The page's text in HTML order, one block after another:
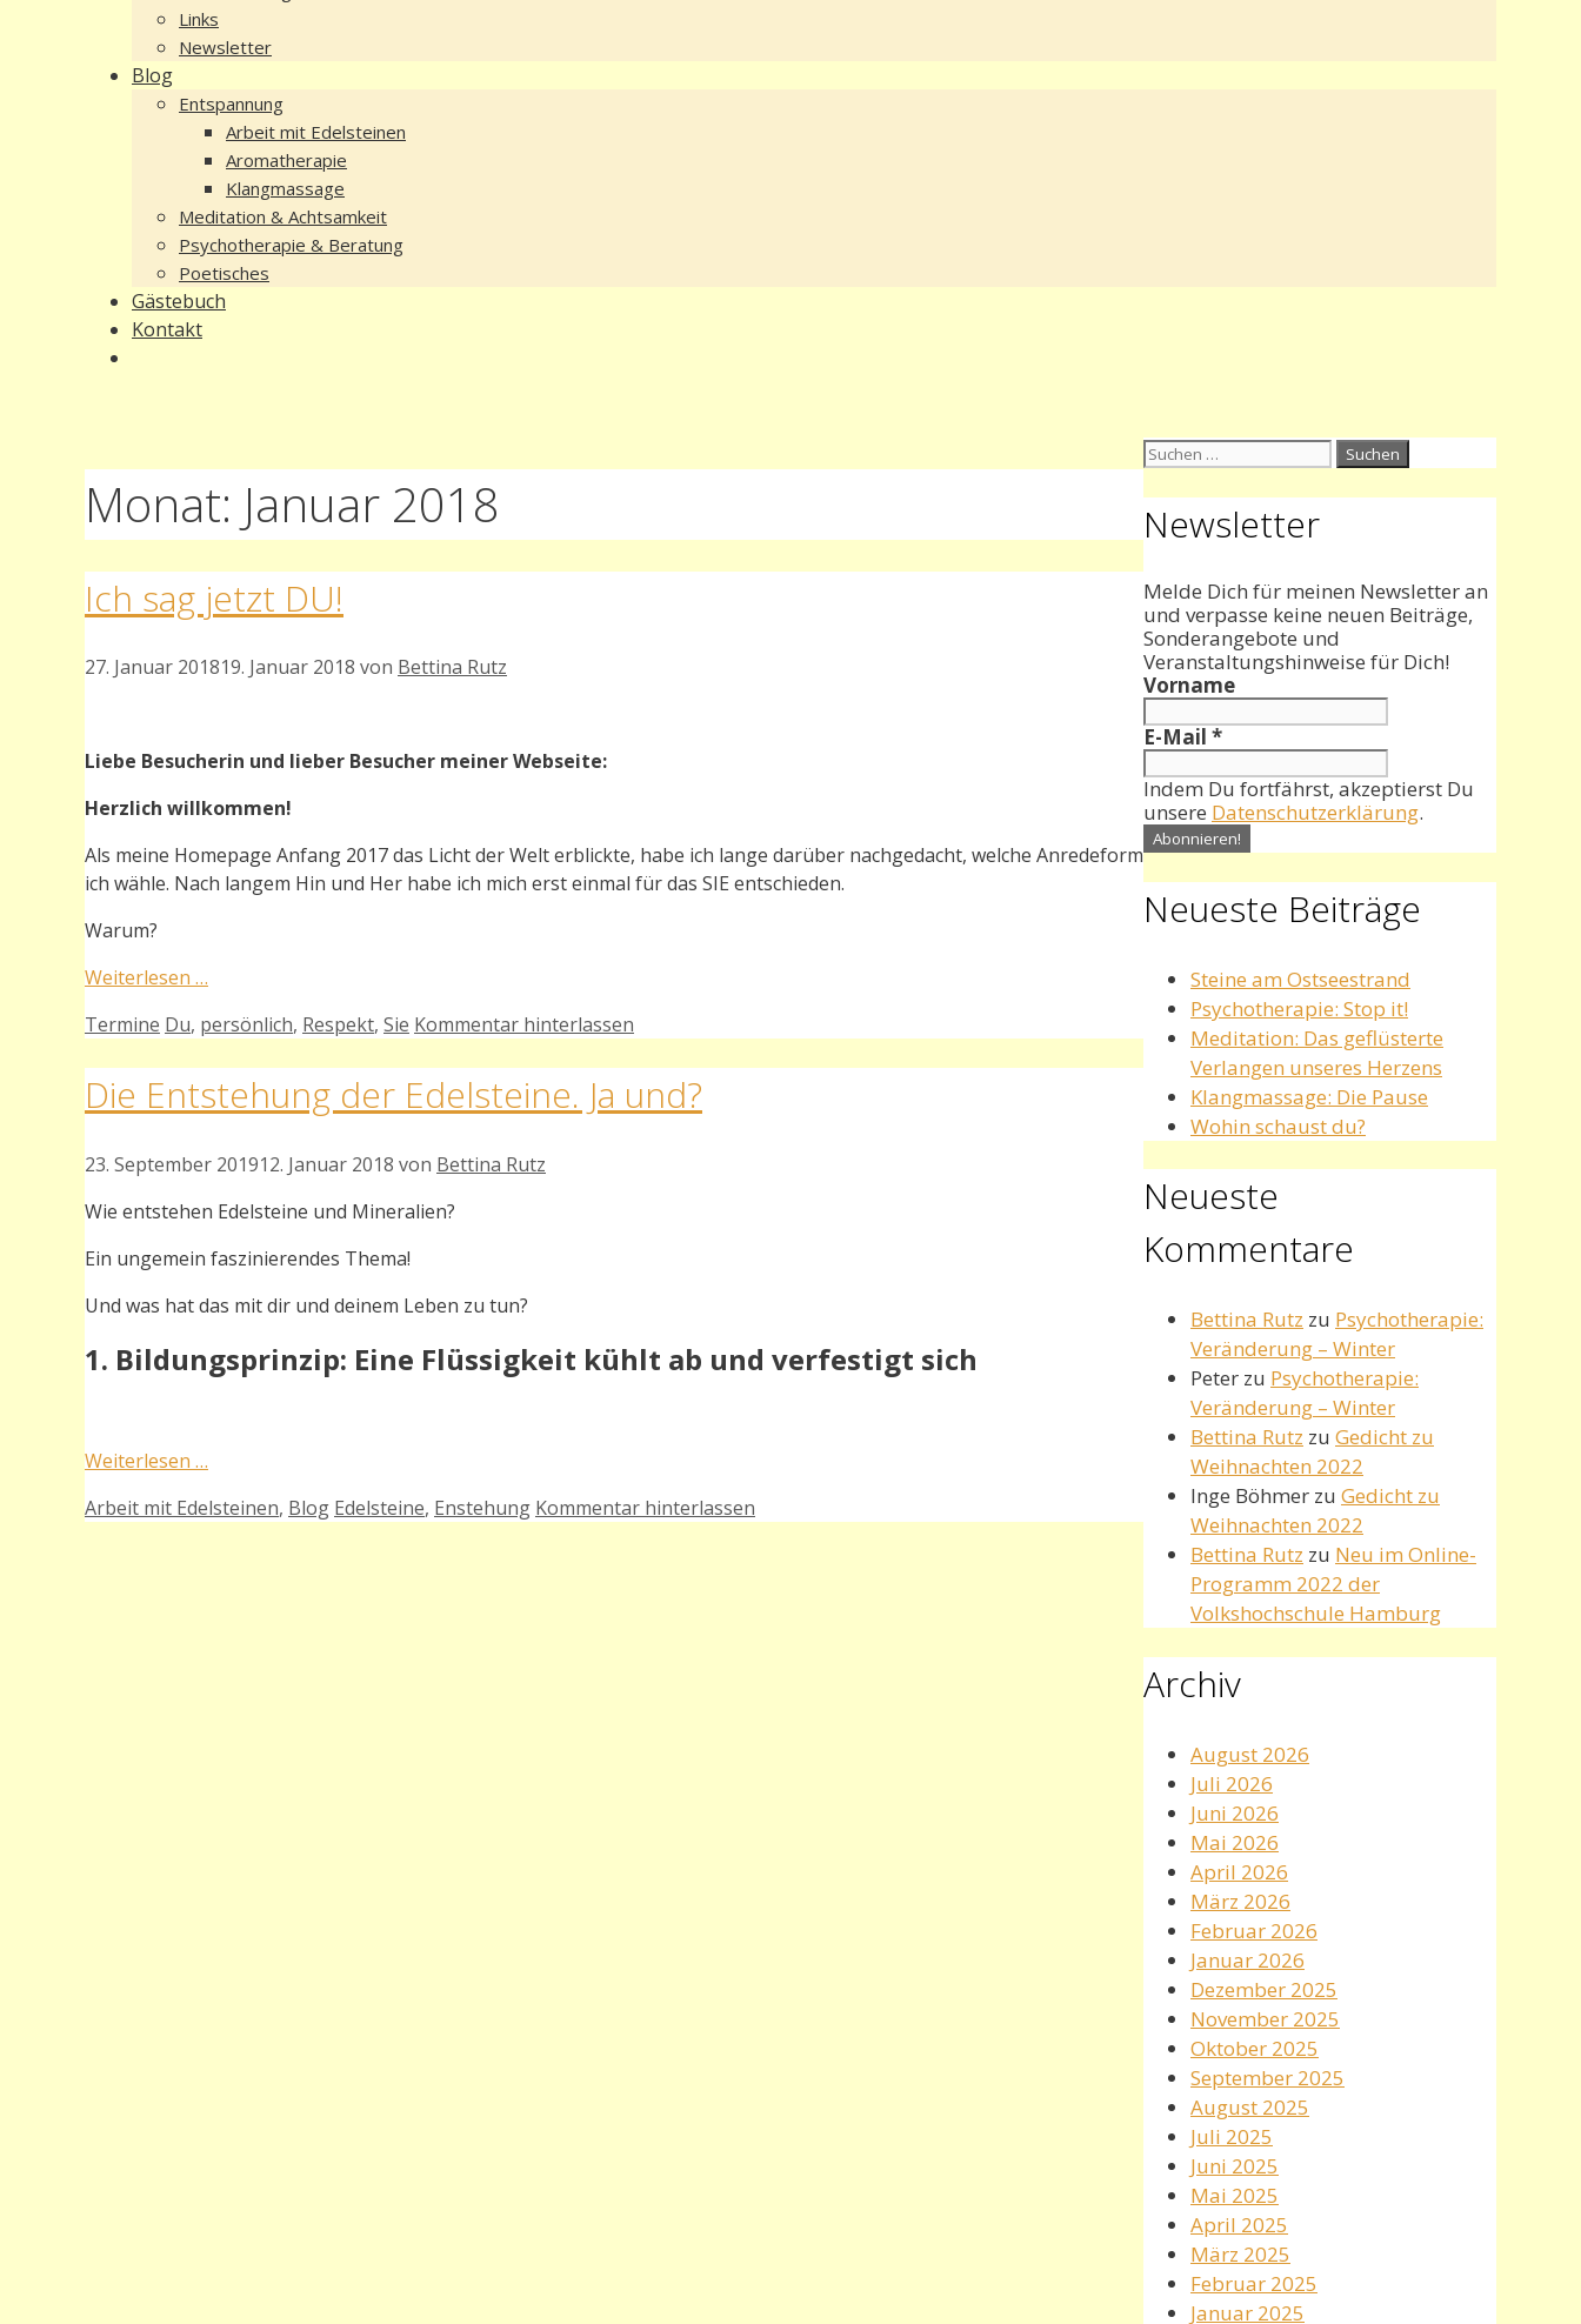
Links
Newsletter
Blog
Entspannung
Arbeit mit Edelsteinen
Aromatherapie
Klangmassage
Meditation & Achtsamkeit
Psychotherapie & Beratung
Poetisches
Gästebuch
Kontakt
Monat: Januar 2018
Ich sag jetzt DU!
27. Januar 201819. Januar 2018 von Bettina Rutz
Liebe Besucherin und lieber Besucher meiner Webseite:
Herzlich willkommen!
Als meine Homepage Anfang 2017 das Licht der Welt erblickte, habe ich lange darüber nachgedacht, welche Anredeform
ich wähle. Nach langem Hin und Her habe ich mich erst einmal für das SIE entschieden.
Warum?
Weiterlesen …
Kategorien
Termine Schlagwörter
Du, persönlich, Respekt, Sie Kommentar hinterlassen
Die Entstehung der Edelsteine. Ja und?
23. September 201912. Januar 2018 von Bettina Rutz
Wie entstehen Edelsteine und Mineralien?
Ein ungemein faszinierendes Thema!
Und was hat das mit dir und deinem Leben zu tun?
1. Bildungsprinzip: Eine Flüssigkeit kühlt ab und verfestigt sich
Weiterlesen …
Kategorien
Arbeit mit Edelsteinen, Blog Schlagwörter
Edelsteine, Enstehung Kommentar hinterlassen
Suchen
Newsletter
Melde Dich für meinen Newsletter an
und verpasse keine neuen Beiträge,
Sonderangebote und
Veranstaltungshinweise für Dich!
Vorname
E-Mail *
Indem Du fortfährst, akzeptierst Du
unsere Datenschutzerklärung.
Neueste Beiträge
Steine am Ostseestrand
Psychotherapie: Stop it!
Meditation: Das geflüsterte
Verlangen unseres Herzens
Klangmassage: Die Pause
Wohin schaust du?
Neueste
Kommentare
Bettina Rutz zu Psychotherapie:
Veränderung – Winter
Peter zu Psychotherapie:
Veränderung – Winter
Bettina Rutz zu Gedicht zu
Weihnachten 2022
Inge Böhmer zu Gedicht zu
Weihnachten 2022
Bettina Rutz zu Neu im Online-
Programm 2022 der
Volkshochschule Hamburg
Archiv
August 2026
Juli 2026
Juni 2026
Mai 2026
April 2026
März 2026
Februar 2026
Januar 2026
Dezember 2025
November 2025
Oktober 2025
September 2025
August 2025
Juli 2025
Juni 2025
Mai 2025
April 2025
März 2025
Februar 2025
Januar 2025